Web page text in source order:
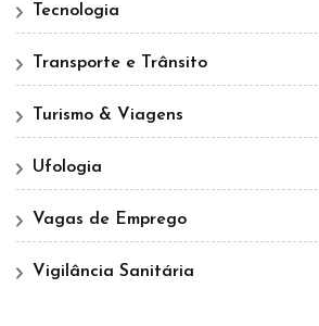
Tecnologia
Transporte e Trânsito
Turismo & Viagens
Ufologia
Vagas de Emprego
Vigilância Sanitária